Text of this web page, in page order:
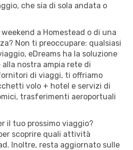
che sia di sola andata o
a Homestead o di una
Non ti preoccupare: qualsiasi
eDreams ha la soluzione
nostra ampia rete di
di viaggi, ti offriamo
volo + hotel e servizi di
trasferimenti aeroportuali
il tuo prossimo viaggio?
scoprire quali attività
Inoltre, resta aggiornato sulle